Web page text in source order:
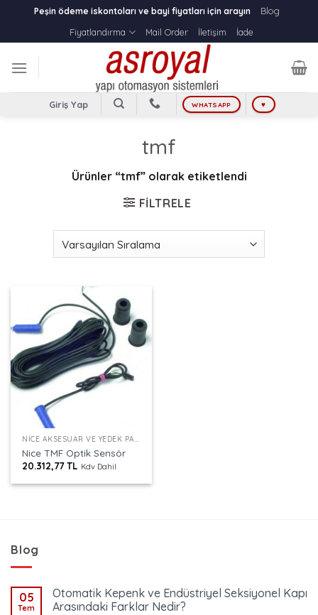
content
Peşin ödeme iskontoları ve bayi fiyatları için arayın
Blog
Fiyatlandırma
Mail Order İletişim İade
Giriş Yap WHATSAPP ♥
tmf
Ürünler “tmf” olarak etiketlendi
FILTRELE
NICE AKSESUAR VE YEDEK PARÇALAR
Nice TMF Optik Sensör
20.312,77TL Kdv Dahil
Blog
05
Tem
Otomatik Kepenk ve Endüstriyel Seksiyonel Kapı
Arasındaki Farklar Nedir?